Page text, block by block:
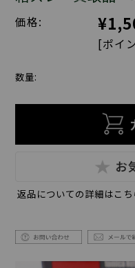
価格:
[ポイ
数量:
返品についての詳細はこち